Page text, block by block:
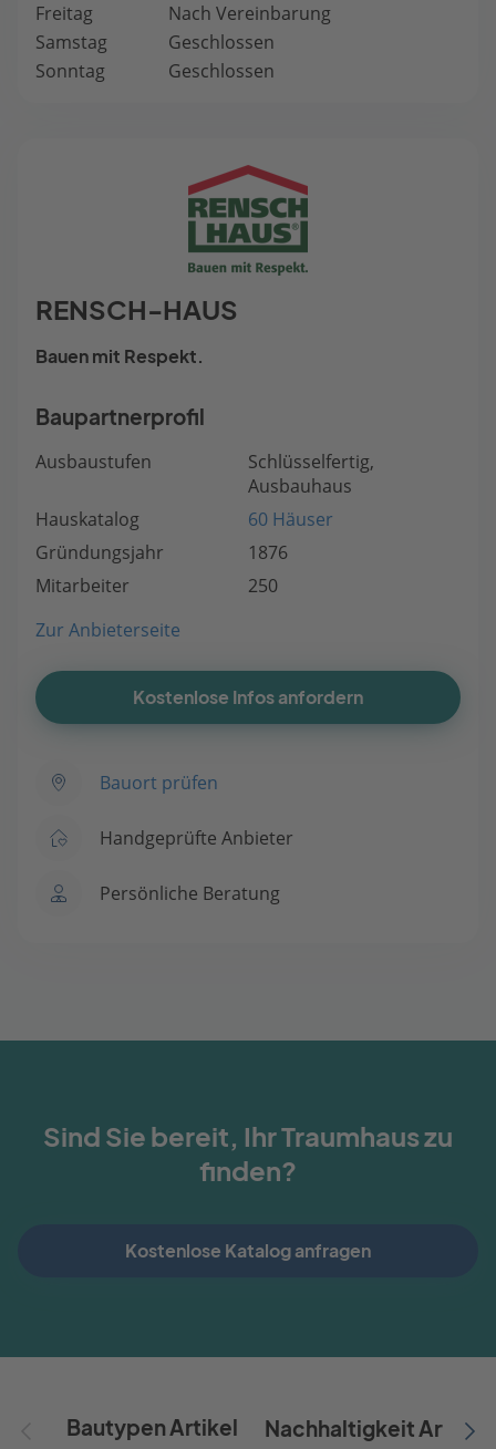
Freitag
Nach Vereinbarung
Samstag
Geschlossen
Sonntag
Geschlossen
RENSCH-HAUS
Bauen mit Respekt.
Baupartnerprofil
Ausbaustufen
Schlüsselfertig,
Ausbauhaus
Hauskatalog
60 Häuser
Gründungsjahr
1876
Mitarbeiter
250
Zur Anbieterseite
Kostenlose Infos anfordern
Bauort prüfen
Handgeprüfte Anbieter
Persönliche Beratung
Sind Sie bereit, Ihr Traumhaus zu
finden?
Kostenlose Katalog anfragen
Bautypen Artikel Nachhaltigkeit Artikel